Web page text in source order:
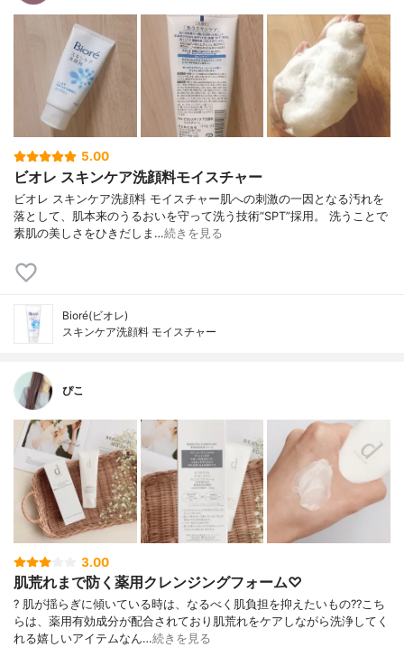
5.00
ビオレ スキンケア洗顔料モイスチャー
ビオレ スキンケア洗顔料 モイスチャー肌への刺激の一因となる汚れを
落として、肌本来のうるおいを守って洗う技術“SPT”採用。 洗うことで
素肌の美しさをひきだしま…続きを見る
Bioré(ビオレ)
スキンケア洗顔料 モイスチャー
ぴこ
3.00
肌荒れまで防く薬用クレンジングフォーム♡
? 肌が揺らぎに傾いている時は、なるべく肌負担を抑えたいもの?? こち
らは、薬用有効成分が配合されており肌荒れをケアしながら洗浄してく
れる嬉しいアイテムなん…続きを見る